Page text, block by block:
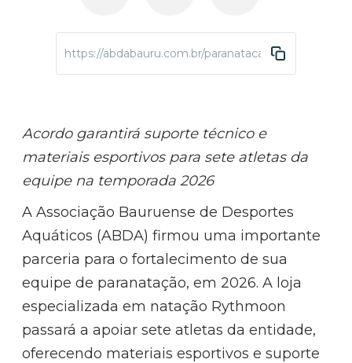
https://abdabauru.com.br/paranatacao-
Acordo garantirá suporte técnico e
materiais esportivos para sete atletas da
equipe na temporada 2026
A Associação Bauruense de Desportes
Aquáticos (ABDA) firmou uma importante
parceria para o fortalecimento de sua
equipe de paranatação, em 2026. A loja
especializada em natação Rythmoon
passará a apoiar sete atletas da entidade,
oferecendo materiais esportivos e suporte